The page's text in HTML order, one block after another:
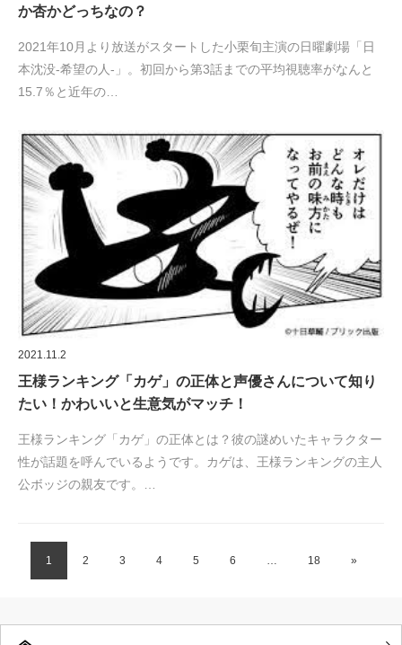
か杏かどっちなの？
2021年10月より放送がスタートした小栗旬主演の日曜劇場「日
本沈没-希望の人-」。初回から第3話までの平均視聴率がなんと
15.7％と近年の…
2021.11.2
王様ランキング「カゲ」の正体と声優さんについて知り
たい！かわいいと生意気がマッチ！
王様ランキング「カゲ」の正体とは？彼の謎めいたキャラクター
性が話題を呼んでいるようです。カゲは、王様ランキングの主人
公ボッジの親友です。…
1 2 3 4 5 6 … 18 »